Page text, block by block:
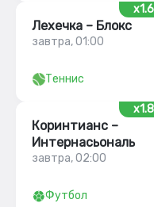
Лехечка – Блокс
завтра, 01:00
Теннис
Коринтианс –
Интернасьональ
завтра, 02:00
Футбол